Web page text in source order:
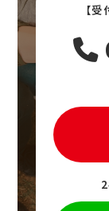
【